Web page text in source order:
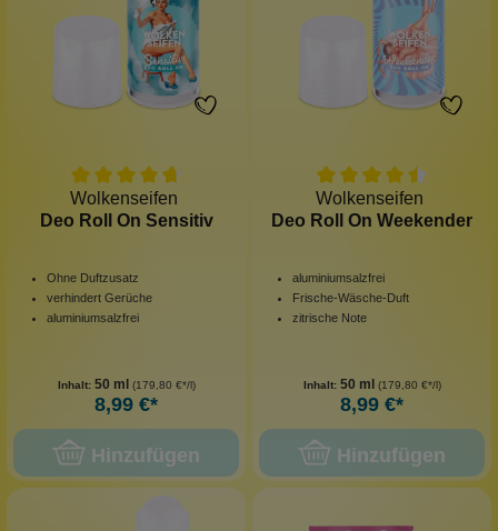
Wolkenseifen
Deo Roll On Sensitiv
Ohne Duftzusatz
verhindert Gerüche
aluminiumsalzfrei
Inhalt: 50 ml (179,80 €*/l)
8,99 €*
Hinzufügen
Wolkenseifen
Deo Roll On Weekender
aluminiumsalzfrei
Frische-Wäsche-Duft
zitrische Note
Inhalt: 50 ml (179,80 €*/l)
8,99 €*
Hinzufügen